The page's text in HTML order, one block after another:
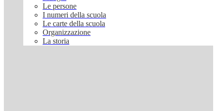
Le persone
I numeri della scuola
Le carte della scuola
Organizzazione
La storia